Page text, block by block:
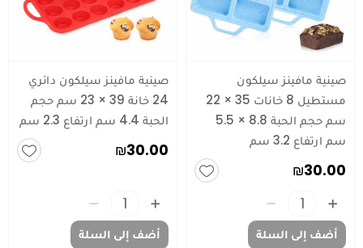
صينية مافينز سيلكون
مستطيل 8 خانات 35 × 22
سم حجم الحبة 8.8 × 5.5
سم ارتفاع 3.2 سم
₪30.00
أضف إلى السلة
صينية مافينز سيلكون دائري
24 خانة 39 × 23 سم حجم
الحبة 4.4 سم ارتفاع 2.3 سم
₪30.00
أضف إلى السلة